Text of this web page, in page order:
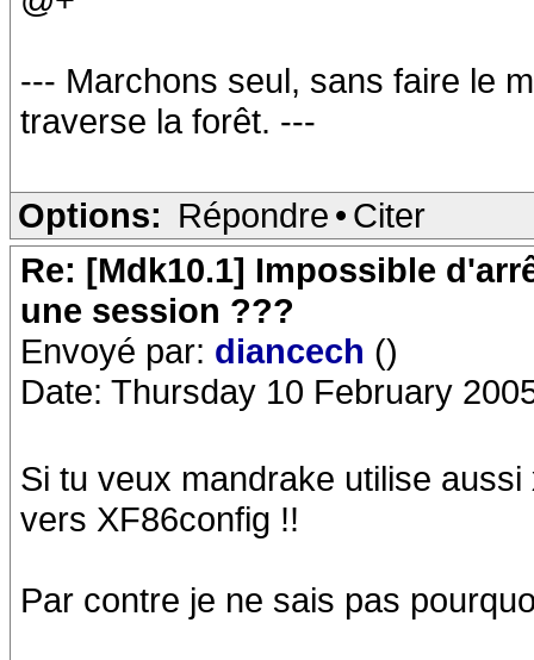
--- Marchons seul, sans faire le
traverse la forêt. ---
Options: Répondre • Citer
Re: [Mdk10.1] Impossible
une session ???
Envoyé par: diancech ()
Date: Thursday 10 February
Si tu veux mandrake utilise
vers XF86config !!
Par contre je ne sais pas